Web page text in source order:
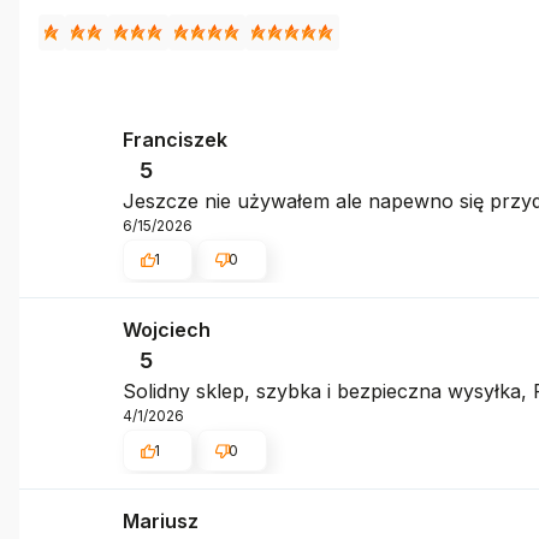
Franciszek
5
Jeszcze nie używałem ale napewno się
6/15/2026
1
0
Wojciech
5
Solidny sklep, szybka i bezpieczna wysyłka,
4/1/2026
1
0
Mariusz